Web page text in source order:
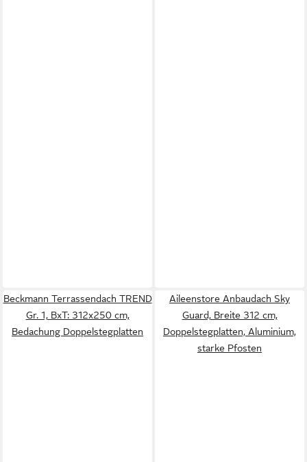
Beckmann Terrassendach TREND
Gr. 1, BxT: 312x250 cm,
Bedachung Doppelstegplatten
Aileenstore Anbaudach Sky
Guard, Breite 312 cm,
Doppelstegplatten, Aluminium,
starke Pfosten